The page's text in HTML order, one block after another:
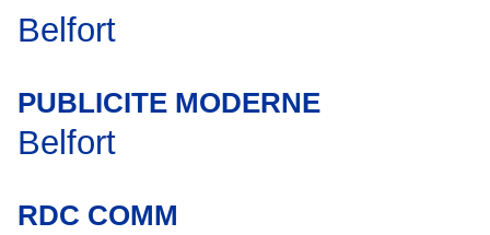
Belfort
PUBLICITE MODERNE
Belfort
RDC COMM